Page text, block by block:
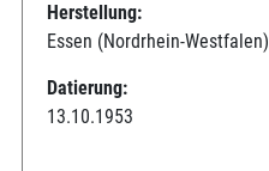
Herstellung:
Essen (Nordrhein-Westfalen)
Datierung:
13.10.1953